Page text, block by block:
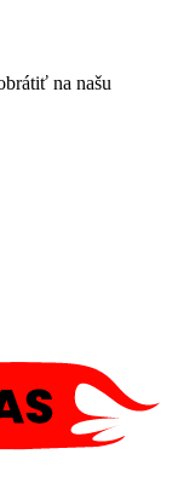
na našu